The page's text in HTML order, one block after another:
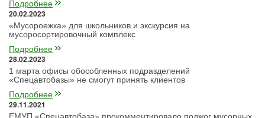
Подробнее
20.02.2023
«Мусороежка» для школьников и экскурсия на
мусоросортировочный комплекс
Подробнее
28.02.2023
1 марта офисы обособленных подразделений
«Спецавтобазы» не смогут принять клиентов
Подробнее
29.11.2021